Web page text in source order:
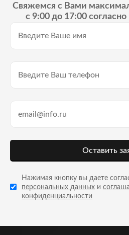
Свяжемся с Вами
с 9:00 до 17:00
Оставить
Нажимая кнопку вы даете
персональных данных и
конфиденциальности